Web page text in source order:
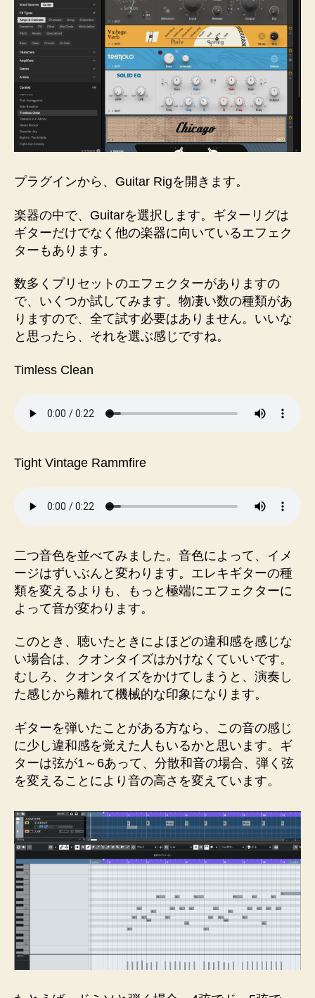
プラグインから、Guitar Rigを開きます。
楽器の中で、Guitarを選択します。ギターリグは
ギターだけでなく他の楽器に向いているエフェク
ターもあります。
数多くプリセットのエフェクターがありますの
で、いくつか試してみます。物凄い数の種類があ
りますので、全て試す必要はありません。いいな
と思ったら、それを選ぶ感じですね。
Timless Clean
Tight Vintage Rammfire
二つ音色を並べてみました。音色によって、イメ
ージはずいぶんと変わります。エレキギターの種
類を変えるよりも、もっと極端にエフェクターに
よって音が変わります。
このとき、聴いたときによほどの違和感を感じな
い場合は、クオンタイズはかけなくていいです。
むしろ、クオンタイズをかけてしまうと、演奏し
た感じから離れて機械的な印象になります。
ギターを弾いたことがある方なら、この音の感じ
に少し違和感を覚えた人もいるかと思います。ギ
ターは弦が1～6あって、分散和音の場合、弾く弦
を変えることにより音の高さを変えています。